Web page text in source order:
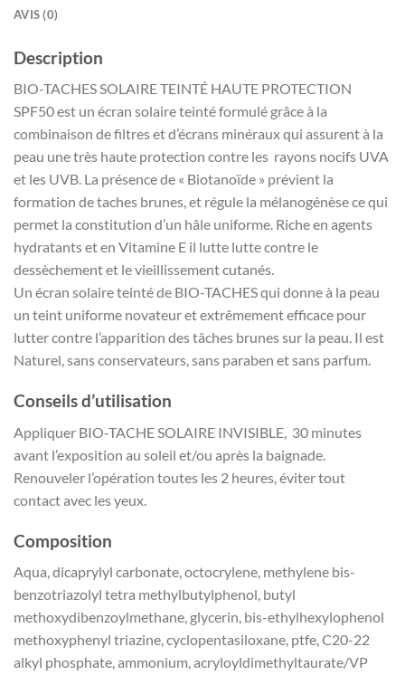
AVIS (0)
Description
BIO-TACHES SOLAIRE TEINTÉ HAUTE PROTECTION
SPF50 est un écran solaire teinté formulé grâce à la
combinaison de filtres et d’écrans minéraux qui assurent à la
peau une très haute protection contre les rayons nocifs UVA
et les UVB. La présence de « Biotanoïde » prévient la
formation de taches brunes, et régule la mélanogénèse ce qui
permet la constitution d’un hâle uniforme. Riche en agents
hydratants et en Vitamine E il lutte lutte contre le
dessèchement et le vieillissement cutanés.
Un écran solaire teinté de BIO-TACHES qui donne à la peau
un teint uniforme novateur et extrêmement efficace pour
lutter contre l’apparition des tâches brunes sur la peau. Il est
Naturel, sans conservateurs, sans paraben et sans parfum.
Conseils d’utilisation
Appliquer BIO-TACHE SOLAIRE INVISIBLE, 30 minutes
avant l’exposition au soleil et/ou après la baignade.
Renouveler l’opération toutes les 2 heures, éviter tout
contact avec les yeux.
Composition
Aqua, dicaprylyl carbonate, octocrylene, methylene bis-
benzotriazolyl tetra methylbutylphenol, butyl
methoxydibenzoylmethane, glycerin, bis-ethylhexylophenol
methoxyphenyl triazine, cyclopentasiloxane, ptfe, C20-22
alkyl phosphate, ammonium, acryloyldimethyltaurate/VP